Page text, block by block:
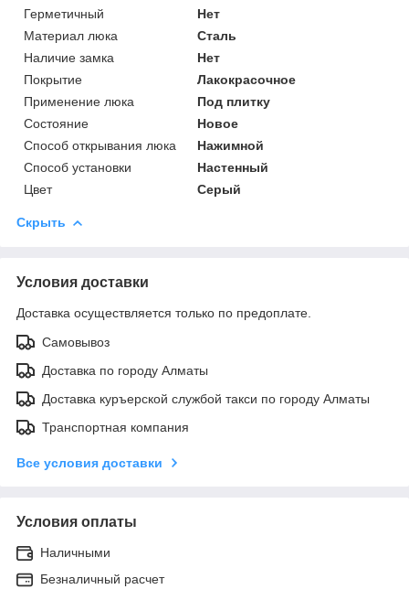
Герметичный
Нет
Материал люка
Сталь
Наличие замка
Нет
Покрытие
Лакокрасочное
Применение люка
Под плитку
Состояние
Новое
Способ открывания люка
Нажимной
Способ установки
Настенный
Цвет
Серый
Скрыть
Условия доставки
Доставка осуществляется только по предоплате.
Самовывоз
Доставка по городу Алматы
Доставка куръерской службой такси по городу Алматы
Транспортная компания
Все условия доставки
Условия оплаты
Наличными
Безналичный расчет